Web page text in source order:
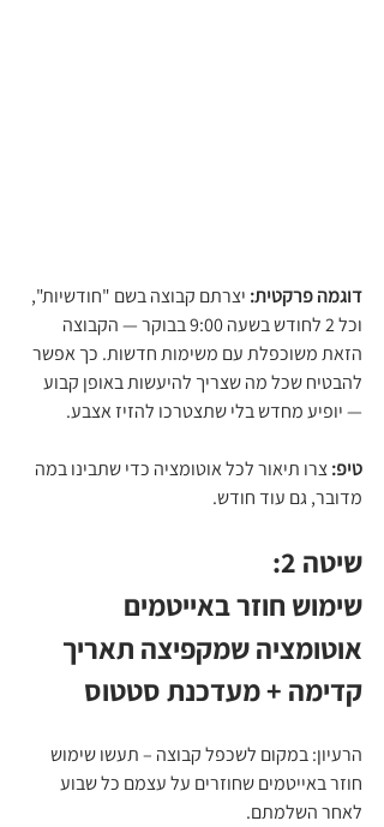
דוגמה פרקטית: יצרתם קבוצה בשם "חודשיות",
וכל 2 לחודש בשעה 9:00 בבוקר — הקבוצה
הזאת משוכפלת עם משימות חדשות. כך אפשר
להבטיח שכל מה שצריך להיעשות באופן קבוע
— יופיע מחדש בלי שתצטרכו להזיז אצבע.
טיפ: צרו תיאור לכל אוטומציה כדי שתבינו במה
מדובר, גם עוד חודש.
שיטה 2:
שימוש חוזר באייטמים
אוטומציה שמקפיצה תאריך
קדימה + מעדכנת סטטוס
הרעיון: במקום לשכפל קבוצה – תעשו שימוש
חוזר באייטמים שחוזרים על עצמם כל שבוע
לאחר השלמתם.